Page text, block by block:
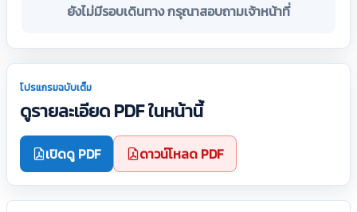
ยังไม่มีรอบเดินทาง กรุณาสอบถามเจ้าหน้าที่
โปรแกรมฉบับเต็ม
ดูรายละเอียด PDF ในหน้านี้
เปิดดู PDF ดาวน์โหลด PDF